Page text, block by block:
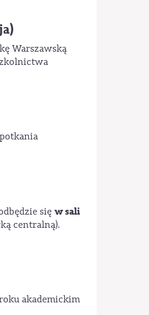
Warszawską
sięw sali
centralną).
akademickim